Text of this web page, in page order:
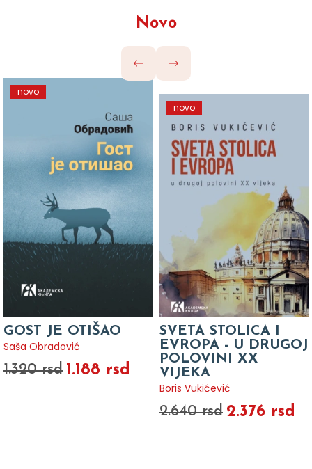
Novo
novo
GOST JE OTIŠAO
Saša Obradović
1.320 rsd 1.188 rsd
novo
SVETA STOLICA I
EVROPA - U DRUGOJ
POLOVINI XX
VIJEKA
Boris Vukićević
2.640 rsd 2.376 rsd